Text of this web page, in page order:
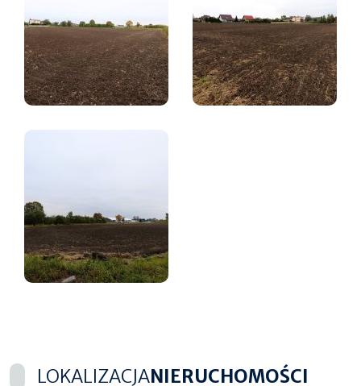
LOKALIZACJANIERUCHOMOŚCI